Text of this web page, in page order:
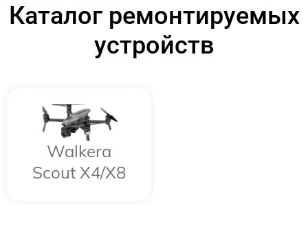
Каталог ремонтируемых
устройств
Walkera
Scout X4/X8